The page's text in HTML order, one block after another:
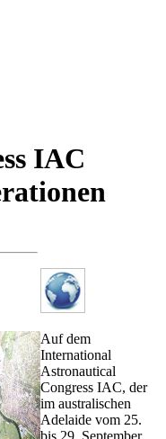
IAC
Auf dem
International
Astronautical
Congress IAC, der
im australischen
Adelaide vom 25.
bis 29. September